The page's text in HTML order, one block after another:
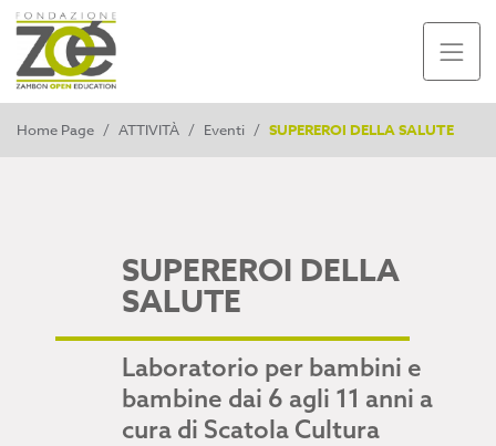
Home Page / ATTIVITÀ / Eventi / SUPEREROI DELLA SALUTE
SUPEREROI DELLA
SALUTE
Laboratorio per bambini e
bambine dai 6 agli 11 anni a
cura di Scatola Cultura